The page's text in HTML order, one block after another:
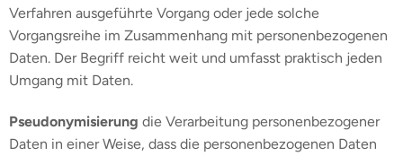
Verfahren ausgeführte Vorgang oder jede solche
Vorgangsreihe im Zusammenhang mit personenbezogenen
Daten. Der Begriff reicht weit und umfasst praktisch jeden
Umgang mit Daten.
Pseudonymisierung die Verarbeitung personenbezogener
Daten in einer Weise, dass die personenbezogenen Daten